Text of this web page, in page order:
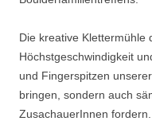
Die kreative Klettermühle
Höchstgeschwindigkeit
und Fingerspitzen
bringen, sondern auch
ZusachauerInnen